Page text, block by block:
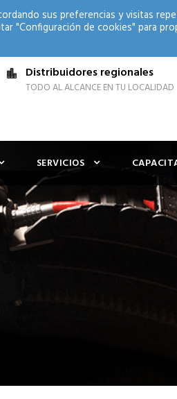
Distribuidores regionales
TODO AL ALCANCE EN TU LOCALIDAD
SERVICIOS
sus preferencias y visitas
"Configuración de cookies" para